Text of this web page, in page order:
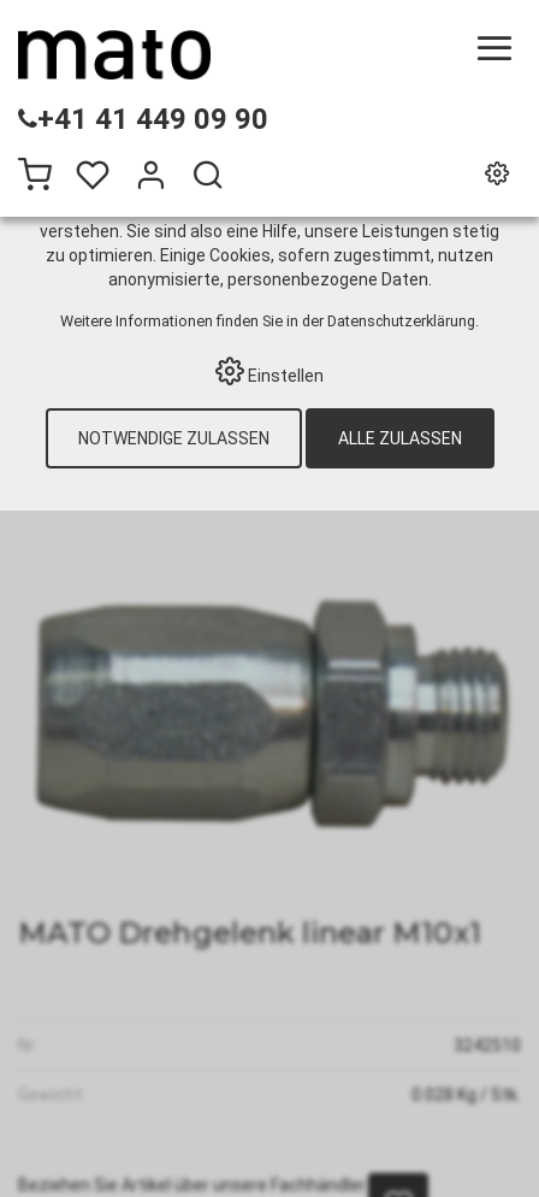
+41 41 449 09 90
Drehgelenk /
Winkeladapter
HOME › E-SHOP › SCHMIERTECHNIK
ABSCHMIERZUBEHÖR › DREHGELENK /
WINKELADAPTER › MATO DREHGELENK
MATO Drehgelenk linear M10x1
3242510
0.028 Kg / Stk.
Beziehen Sie Artikel über unsere Fachhändler.
DIESE WEBSITE VERWENDET COOKIES
Wir nutzen auf unserer Website verschiedene Cookies:
Einige sind notwendig für den korrekten Betrieb der Website,
andere ermöglichen Ihnen mehr Funktionalitäten, und noch
verstehen. Sie sind also eine Hilfe, unsere Leistungen stetig
zu optimieren. Einige Cookies, sofern zugestimmt, nutzen
anonymisierte, personenbezogene Daten.
Weitere Informationen finden Sie in der Datenschutzerklärung.
Einstellen
NOTWENDIGE ZULASSEN ALLE ZULASSEN